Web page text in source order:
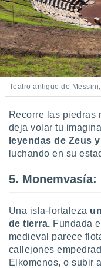
Teatro antiguo de
Recorre las piedras
deja volar tu
leyendas de Zeus
luchando en su
5.
Una isla-fortaleza
de tierra. Fundada
medieval parece
callejones
Elkomenos, o subir